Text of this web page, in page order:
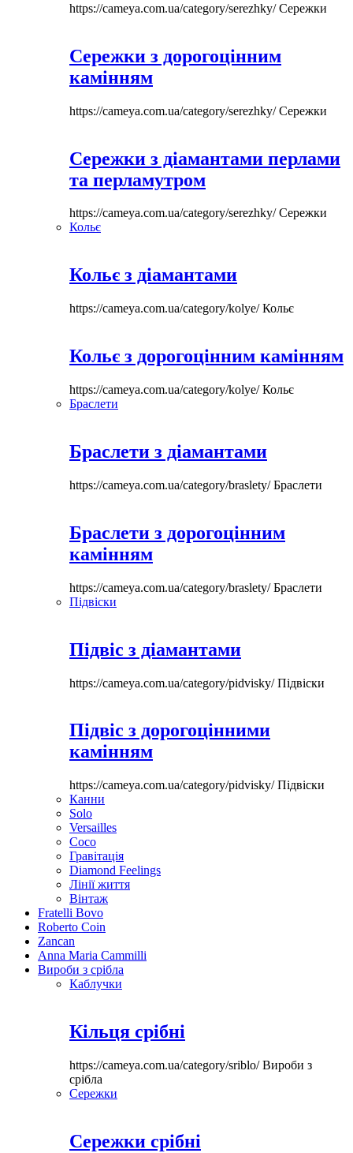
https://cameya.com.ua/category/serezhky/Сережки
Сережки з дорогоцінним
камінням
https://cameya.com.ua/category/serezhky/Сережки
Сережки з діамантами перлами
та перламутром
https://cameya.com.ua/category/serezhky/Сережки
Кольє
Кольє з діамантами
https://cameya.com.ua/category/kolye/Кольє
Кольє з дорогоцінним камінням
https://cameya.com.ua/category/kolye/Кольє
Браслети
Браслети з діамантами
https://cameya.com.ua/category/braslety/Браслети
Браслети з дорогоцінним
камінням
https://cameya.com.ua/category/braslety/Браслети
Підвіски
Підвіс з діамантами
https://cameya.com.ua/category/pidvisky/Підвіски
Підвіс з дорогоцінними
камінням
https://cameya.com.ua/category/pidvisky/Підвіски
Канни
Solo
Versailles
Coco
Гравітація
Diamond Feelings
Лінії життя
Вінтаж
Fratelli Bovo
Roberto Coin
Zancan
Anna Maria Cammilli
Вироби з срібла
Каблучки
Кільця срібні
https://cameya.com.ua/category/sriblo/Вироби з
срібла
Сережки
Сережки срібні